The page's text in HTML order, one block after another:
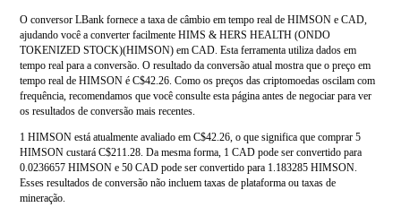
O conversor LBank fornece a taxa de câmbio em tempo real de HIMSON e CAD,
ajudando você a converter facilmente HIMS & HERS HEALTH (ONDO
TOKENIZED STOCK)(HIMSON) em CAD. Esta ferramenta utiliza dados em
tempo real para a conversão. O resultado da conversão atual mostra que o preço em
tempo real de HIMSON é C$42.26. Como os preços das criptomoedas oscilam com
frequência, recomendamos que você consulte esta página antes de negociar para ver
os resultados de conversão mais recentes.
1 HIMSON está atualmente avaliado em C$42.26, o que significa que comprar 5
HIMSON custará C$211.28. Da mesma forma, 1 CAD pode ser convertido para
0.0236657 HIMSON e 50 CAD pode ser convertido para 1.183285 HIMSON.
Esses resultados de conversão não incluem taxas de plataforma ou taxas de
mineração.